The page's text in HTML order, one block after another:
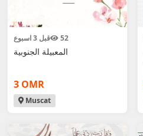
قبل 3 اسبوع 52
المعبيلة الجنوبية
3 OMR
Muscat